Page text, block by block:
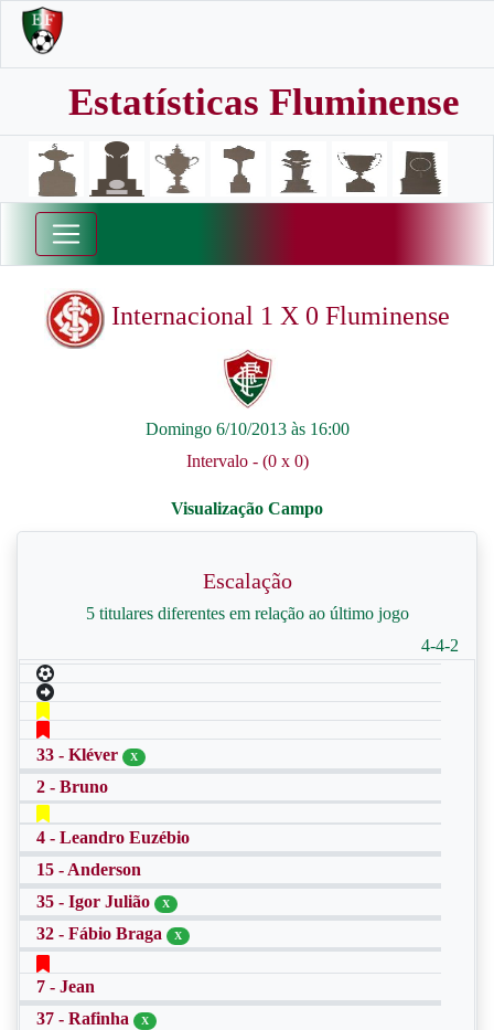
Estatísticas Fluminense
Internacional 1 X 0 Fluminense
Domingo 6/10/2013 às 16:00
Intervalo - (0 x 0)
Escalação
5 titulares diferentes em relação ao último jogo
4-4-2
33 - Kléver X
2 - Bruno
4 - Leandro Euzébio
15 - Anderson
35 - Igor Julião
X
32 - Fábio Braga X
7 - Jean
37 - Rafinha
X